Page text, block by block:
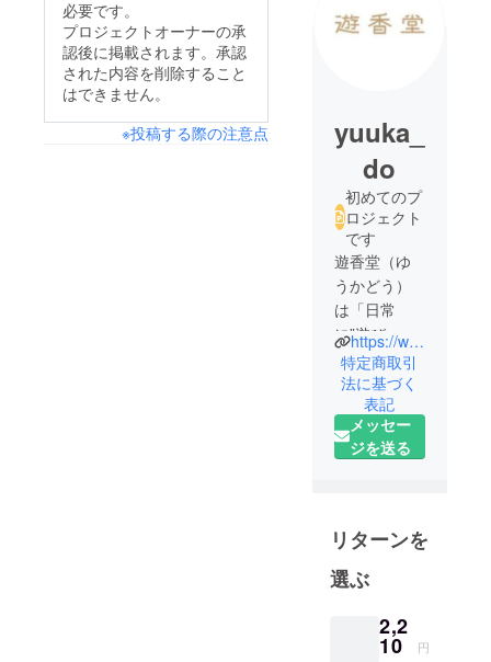
必要です。
プロジェクトオーナーの承
認後に掲載されます。承認
された内容を削除すること
はできません。
※投稿する際の注意点
yuuka_
do
初めてのプ
ロジェクト
です
遊香堂（ゆ
うかどう）
は「日常
に”遊び＝香
り''を嗜む」
をコンセプ
トとした、
フレグラン
スライフス
https://www.instagram.com/yuuka_dou/
特定商取引
法に基づく
表記
メッセー
ジを送る
リターンを
選ぶ
2,2
10 円